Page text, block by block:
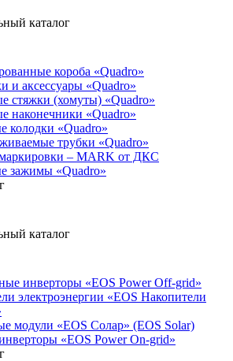
каталог
короба «Quadro»
и аксессуары «Quadro»
стяжки (хомуты) «Quadro»
наконечники «Quadro»
колодки «Quadro»
трубки «Quadro»
– MARK от ДКС
зажимы «Quadro»
каталог
инверторы «EOS Power Off-grid»
электроэнергии «EOS Накопители
модули «EOS Солар» (EOS Solar)
«EOS Power On-grid»